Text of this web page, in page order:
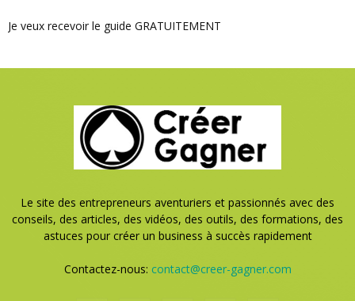
Je veux recevoir le guide GRATUITEMENT
Le site des entrepreneurs aventuriers et passionnés avec des
conseils, des articles, des vidéos, des outils, des formations, des
astuces pour créer un business à succès rapidement
Contactez-nous: contact@creer-gagner.com